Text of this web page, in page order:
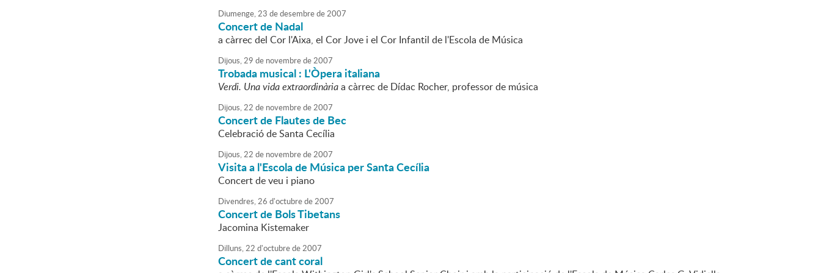
Diumenge,23 dedesembrede2007
Concert de Nadal
a càrrec del Cor l'Aixa, el Cor Jove i el Cor Infantil de l'Escola de Música
Dijous,29 de novembrede2007
Trobada musical : L'Òpera italiana
Verdi. Una vida extraordinàriaa càrrec de Dídac Rocher, professor de música
Dijous,22 de novembrede2007
Concert de Flautes de Bec
Celebració de Santa Cecília
Dijous,22 de novembrede2007
Visita a l'Escola de Música per Santa Cecília
Concert de veu i piano
Divendres,26 d'octubrede2007
Concert de Bols Tibetans
Jacomina Kistemaker
Dilluns,22 d'octubrede2007
Concert de cant coral